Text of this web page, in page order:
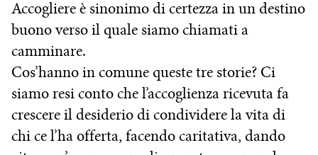
Accogliere è sinonimo di certezza in un destino
buono verso il quale siamo chiamati a
camminare.
Cos’hanno in comune queste tre storie? Ci
siamo resi conto che l’accoglienza ricevuta fa
crescere il desiderio di condividere la vita di
chi ce l’ha offerta, facendo caritativa, dando